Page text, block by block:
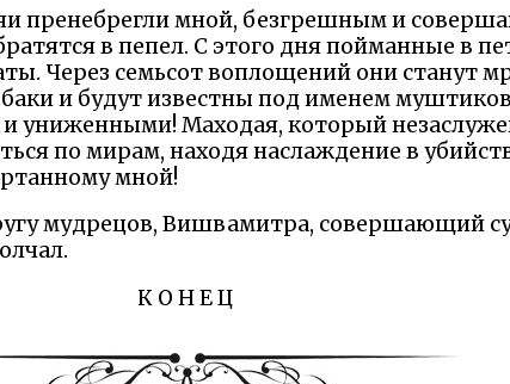
пренебрегли мной, безгрешным и
в пепел. С этого дня пойманные в
Через семьсот воплощений они станут
и будут известны под именем
униженными! Маходая, который
по мирам, находя наслаждение в
мной!
мудрецов, Вишвамитра, совершающий
К О Н Е Ц